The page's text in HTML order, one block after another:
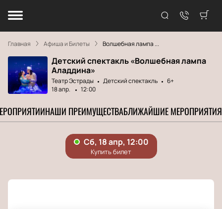
Главная Афиша и Билеты Волшебная лампа ...
Детский спектакль «Волшебная лампа
Аладдина»
Театр Эстрады Детский спектакль
6+
18 апр.
12:00
НАШИ ПРЕИМУЩЕСТВАБЛИЖАЙШИЕ МЕРОПРИЯТИЯ